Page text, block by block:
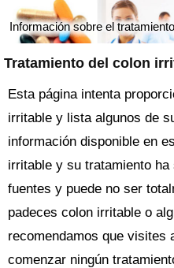
Tratamiento del colon
Información sobre el
Esta página intenta
irritable y lista algunos de
información disponible en
irritable y su tratamiento
fuentes y puede no ser
padeces colon irritable o
recomendamos que visites
comenzar ningún